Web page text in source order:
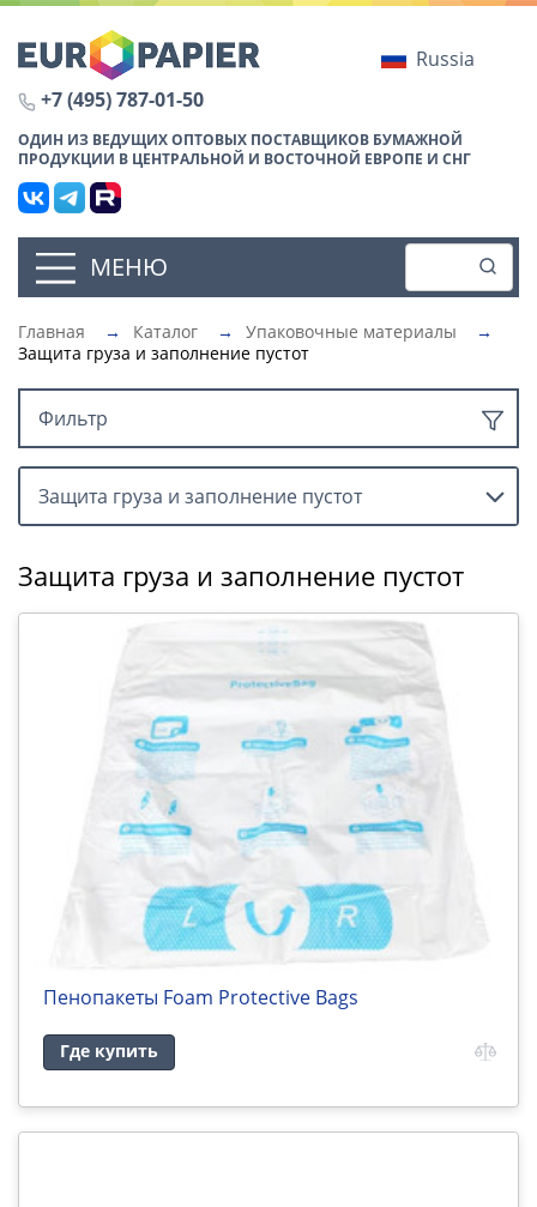
Russia
+7 (495) 787-01-50
ОДИН ИЗ ВЕДУЩИХ ОПТОВЫХ ПОСТАВЩИКОВ БУМАЖНОЙ
ПРОДУКЦИИ В ЦЕНТРАЛЬНОЙ И ВОСТОЧНОЙ ЕВРОПЕ И СНГ
МЕНЮ
Главная → Каталог → Упаковочные материалы
→
Защита груза и заполнение пустот
Фильтр
Защита груза и заполнение пустот
Защита груза и заполнение пустот
Пенопакеты Foam Protective Bags
Где купить